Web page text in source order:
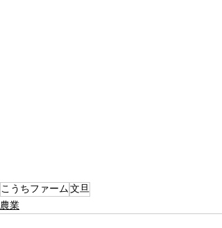
こうちファーム文旦
農業